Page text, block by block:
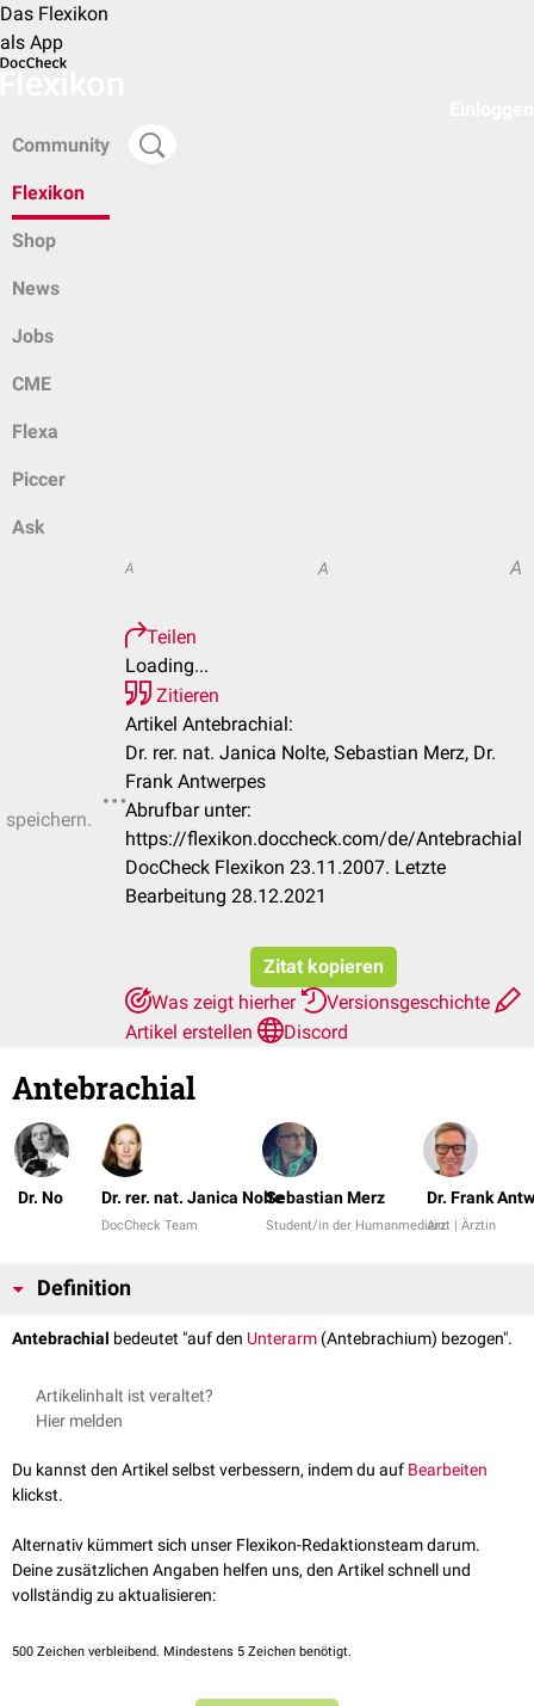
Das Flexikon
als App
Community
Flexikon
Shop
News
Jobs
CME
Flexa
Piccer
Ask
A A A
Teilen
Loading...
Zitieren
Artikel Antebrachial:
Dr. rer. nat. Janica Nolte, Sebastian Merz, Dr.
Frank Antwerpes
Abrufbar unter:
https://flexikon.doccheck.com/de/Antebrachial
DocCheck Flexikon 23.11.2007. Letzte
Bearbeitung 28.12.2021
Zitat kopieren
Was zeigt hierher
Versionsgeschichte
Artikel erstellen
Discord
Antebrachial
Dr. No Dr. rer. nat. Janica Nolte
DocCheck Team
Sebastian Merz
Student/in der Humanmedizin
Dr. Frank
Arzt | Ärztin
Definition
Antebrachial bedeutet "auf den Unterarm (Antebrachium) bezogen".
Artikelinhalt ist veraltet?
Hier melden
Du kannst den Artikel selbst verbessern, indem du auf Bearbeiten
klickst.
Alternativ kümmert sich unser Flexikon-Redaktionsteam darum.
Deine zusätzlichen Angaben helfen uns, den Artikel schnell und
vollständig zu aktualisieren:
500 Zeichen verbleibend. Mindestens 5 Zeichen benötigt.